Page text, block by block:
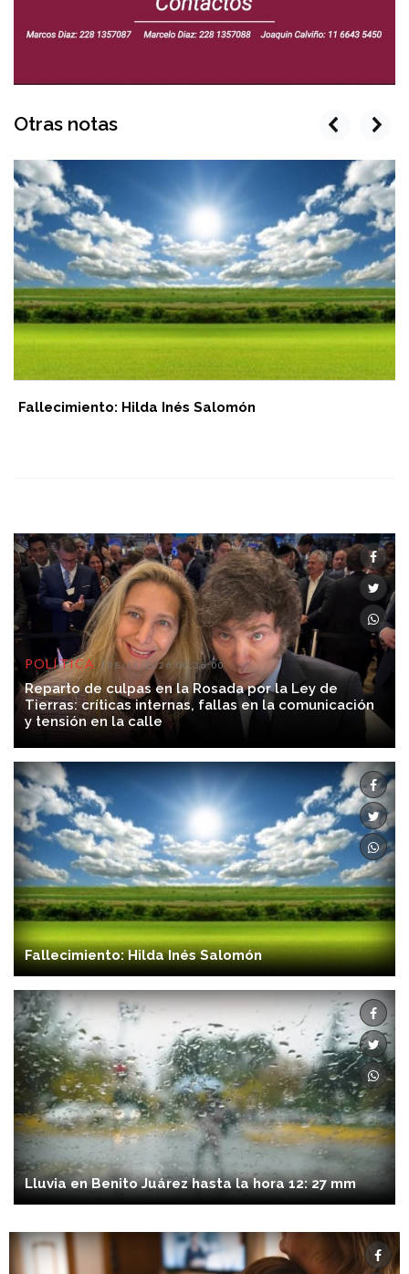
Otras notas
Fallecimiento: Hilda Inés Salomón
prev next
POLÍTICA 08/08/2026 00:36:00
Reparto de culpas en la Rosada por la Ley de
Tierras: críticas internas, fallas en la comunicación
y tensión en la calle
Fallecimiento: Hilda Inés Salomón
Lluvia en Benito Juárez hasta la hora 12: 27 mm